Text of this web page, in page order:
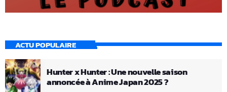
ACTU POPULAIRE
Hunter x Hunter : Une nouvelle saison
annoncée à Anime Japan 2025 ?